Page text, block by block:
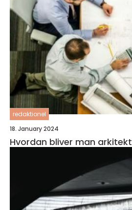
redaktionel
18. January 2024
Hvordan bliver man arkitekt